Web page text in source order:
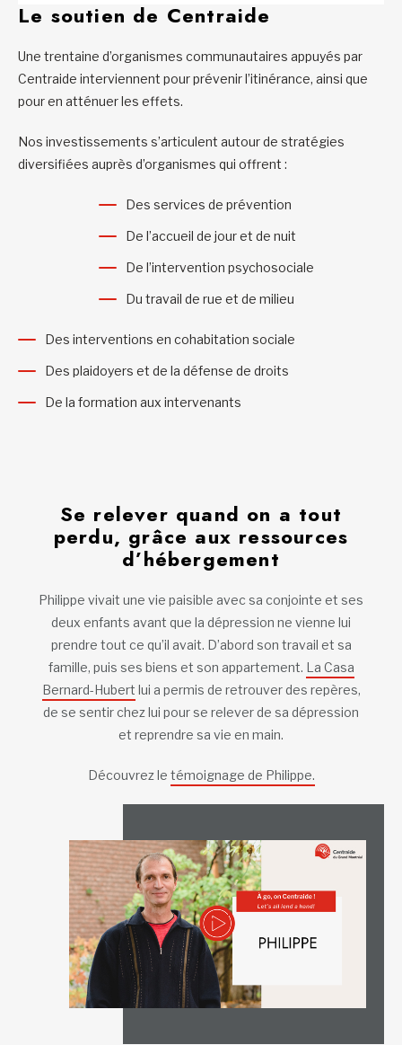
Le soutien de Centraide
Une trentaine d’organismes communautaires appuyés par
Centraide interviennent pour prévenir l’itinérance, ainsi que
pour en atténuer les effets.
Nos investissements s’articulent autour de stratégies
diversifiées auprès d’organismes qui offrent :
Des services de prévention
De l’accueil de jour et de nuit
De l’intervention psychosociale
Du travail de rue et de milieu
Des interventions en cohabitation sociale
Des plaidoyers et de la défense de droits
De la formation aux intervenants
Se relever quand on a tout
perdu, grâce aux ressources
d’hébergement
Philippe vivait une vie paisible avec sa conjointe et ses
deux enfants avant que la dépression ne vienne lui
prendre tout ce qu’il avait. D’abord son travail et sa
famille, puis ses biens et son appartement. La Casa
Bernard-Hubert lui a permis de retrouver des repères,
de se sentir chez lui pour se relever de sa dépression
et reprendre sa vie en main.
Découvrez le témoignage de Philippe.